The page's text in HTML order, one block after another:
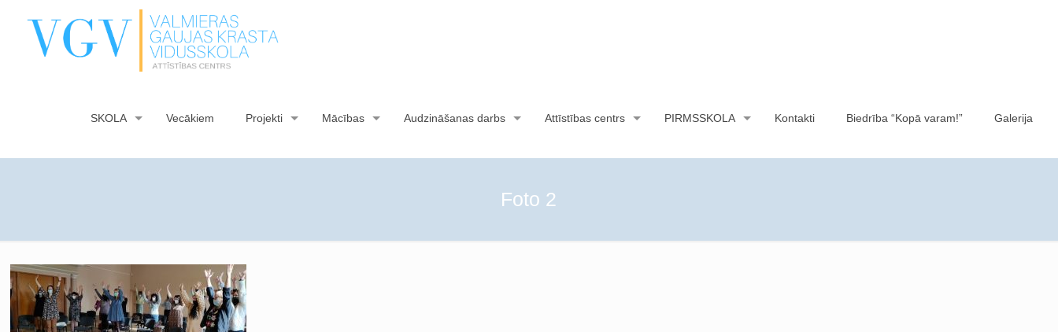
SKOLA Vecākiem Projekti Mācības Audzināšanas darbs Attīstības centrs PIRMSSKOLA Kontakti Biedrība “Kopā varam!” Galerija
Foto 2